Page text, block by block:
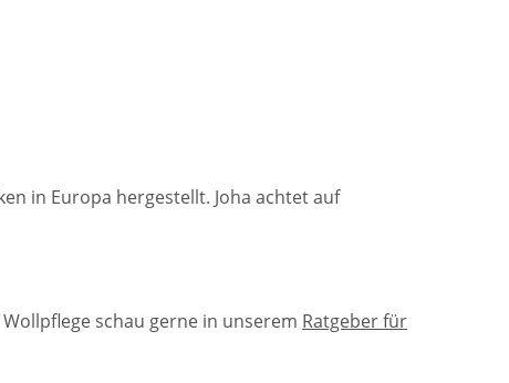
in Europa hergestellt. Joha achtet auf
schau gerne in unserem Ratgeber für